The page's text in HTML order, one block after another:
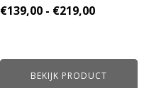
€139,00 - €219,00Prijsklasse:
€219,00
BEKIJK PRODUCT
de